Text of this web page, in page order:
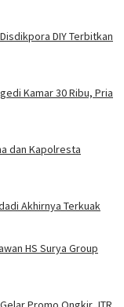
DIY Terbitkan
Kamar 30 Ribu, Pria
dan Kapolresta
Akhirnya Terkuak
HS Surya Group